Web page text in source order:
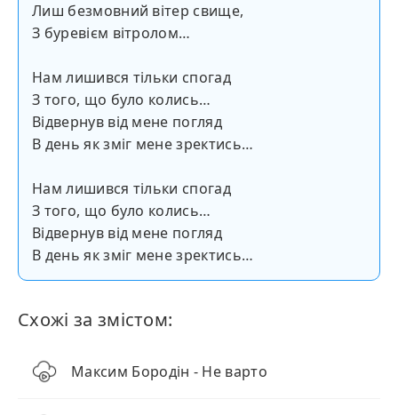
Лиш безмовний вітер свище,
З буревієм вітролом…
Нам лишився тільки спогад
З того, що було колись…
Відвернув від мене погляд
В день як зміг мене зректись…
Нам лишився тільки спогад
З того, що було колись…
Відвернув від мене погляд
В день як зміг мене зректись…
Схожі за змістом:
Максим Бородін - Не варто